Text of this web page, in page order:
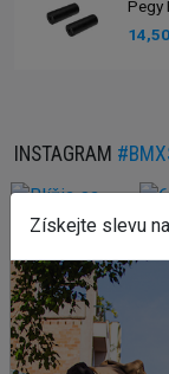
Pegy
INSTAGRAM
Získejte slevu